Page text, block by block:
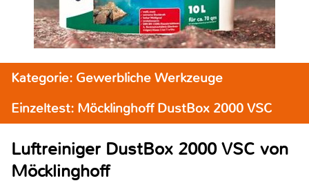
Kategorie: Gewerbliche Werkzeuge
Einzeltest: Möcklinghoff DustBox 2000 VSC
Luftreiniger DustBox 2000 VSC von
Möcklinghoff